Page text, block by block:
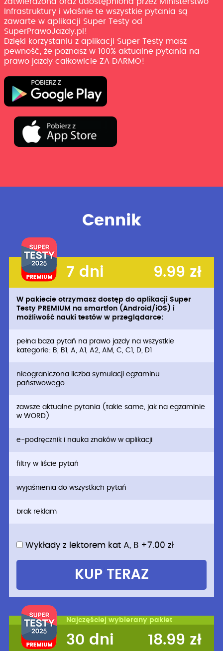
Infrastruktury i właśnie te wszystkie pytania są
zawarte w aplikacji Super Testy od
SuperPrawoJazdy.pl!
Dzięki korzystaniu z aplikacji Super Testy masz
pewność, że poznasz w 100% aktualne pytania na
prawo jazdy całkowicie ZA DARMO!
Cennik
7 dni 9.99 zł
W pakiecie otrzymasz dostęp do aplikacji Super
Testy PREMIUM na smartfon (Android/iOS) i
możliwość nauki testów w przeglądarce:
pełna baza pytań na prawo jazdy na wszystkie
kategorie: B, B1, A, A1, A2, AM, C, C1, D, D1
nieograniczona liczba symulacji egzaminu
państwowego
zawsze aktualne pytania (takie same, jak na egzaminie
w WORD)
e-podręcznik i nauka znaków w aplikacji
filtry w liście pytań
wyjaśnienia do wszystkich pytań
brak reklam
Wykłady z lektorem kat A, B +7.00 zł
KUP TERAZ
30 dni 18.99 zł